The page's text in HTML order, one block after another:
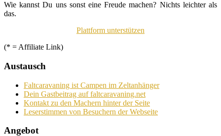
Wie kannst Du uns sonst eine Freude machen? Nichts leichter als
das.
Plattform unterstützen
(* = Affiliate Link)
Austausch
Faltcaravaning ist Campen im Zeltanhänger
Dein Gastbeitrag auf faltcaravaning.net
Kontakt zu den Machern hinter der Seite
Leserstimmen von Besuchern der Webseite
Angebot